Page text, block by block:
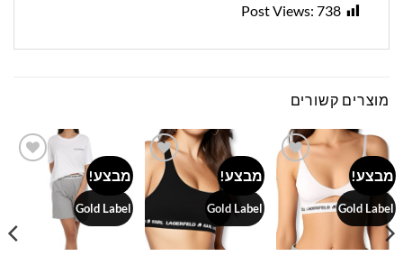
Post Views: 738
מוצרים קשורים
מבצע!
Gold Label
Add to
wishlist
מבצע!
Gold Label
Add to
wishlist
מבצע!
Gold Label